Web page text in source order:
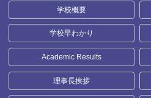
学校概要
学校早わかり
Academic Results
理事長挨拶